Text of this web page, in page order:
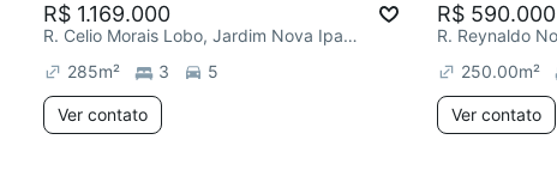
R$ 1.169.000
R. Celio Morais Lobo, Jardim Nova Ipanema
285m² 3 5
Ver contato
R$ 590.000
250.00m²
Ver contato